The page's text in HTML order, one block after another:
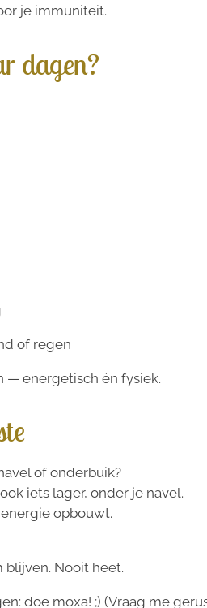
je immuniteit.
dagen?
of regen
— energetisch én fysiek.
of onderbuik?
iets lager, onder je navel.
opbouwt.
blijven. Nooit heet.
doe moxa! ;) (Vraag me